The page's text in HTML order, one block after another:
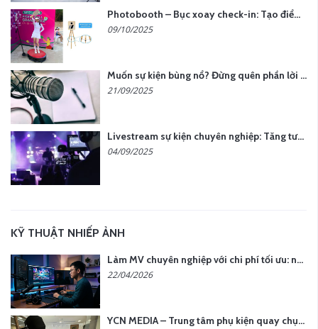
Photobooth – Bục xoay check-in: Tạo điểm nhấn cho sự kiện của bạn
09/10/2025
Muốn sự kiện bùng nổ? Đừng quên phần lời hát đậm chất riêng
21/09/2025
Livestream sự kiện chuyên nghiệp: Tăng tương tác, nâng tầm thương hiệu
04/09/2025
KỸ THUẬT NHIẾP ẢNH
Làm MV chuyên nghiệp với chi phí tối ưu: nên chọn quay thực tế hay video AI?
22/04/2026
YCN MEDIA – Trung tâm phụ kiện quay chụp tại Hà Nội